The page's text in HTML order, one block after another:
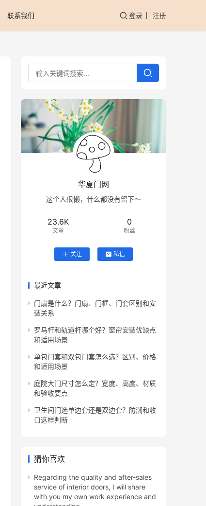
联系我们 登录 注册
华夏门网
这个人很懒，什么都没有留下～
23.6K
文章
0
粉丝
关注 私信
最近文章
门扇是什么？门扇、门框、门套区别和安
装关系
罗马杆和轨道杆哪个好？窗帘安装优缺点
和适用场景
单包门套和双包门套怎么选？区别、价格
和适用场景
庭院大门尺寸怎么定？宽度、高度、材质
和验收要点
卫生间门选单边套还是双边套？防潮和收
口这样判断
猜你喜欢
Regarding the quality and after-sales
service of interior doors, I will share
with you my own work experience and